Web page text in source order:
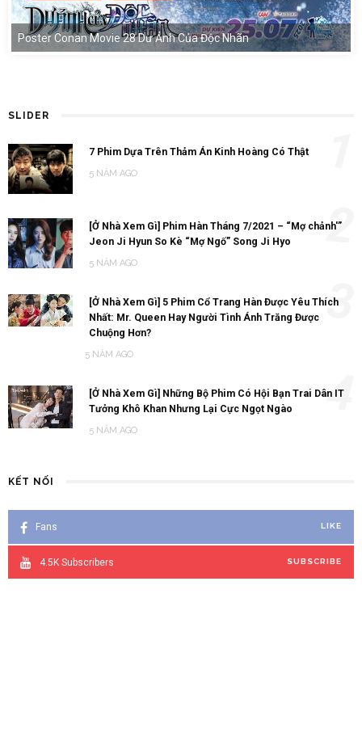
Poster Conan Movie 28 Dư Ảnh Của Độc Nhãn
SLIDER
7 Phim Dựa Trên Thảm Án Kinh Hoàng Có Thật
5 NĂM AGO
[Ở Nhà Xem Gì] Phim Hàn Tháng 7/2021 – “Mợ chảnh'”
Jeon Ji Hyun So Kè “Mợ Ngố” Song Ji Hyo
5 NĂM AGO
2
[Ở Nhà Xem Gì] 5 Phim Cổ Trang Hàn Được Yêu Thích
Nhất: Mr. Queen Hay Người Tình Ánh Trăng Được
Chuộng Hơn?
5 NĂM AGO
3
[Ở Nhà Xem Gì] Những Bộ Phim Có Hội Bạn Trai Dân IT
Tưởng Khô Khan Nhưng Lại Cực Ngọt Ngào
5 NĂM AGO
4
KẾT NỐI
Fans LIKE
4.5K Subscribers SUBSCRIBE